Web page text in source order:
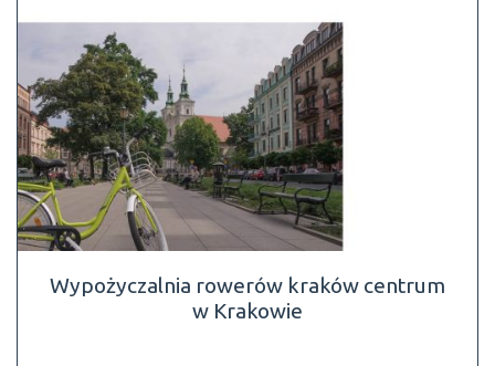
Wypożyczalnia rowerów kraków centrum
w Krakowie